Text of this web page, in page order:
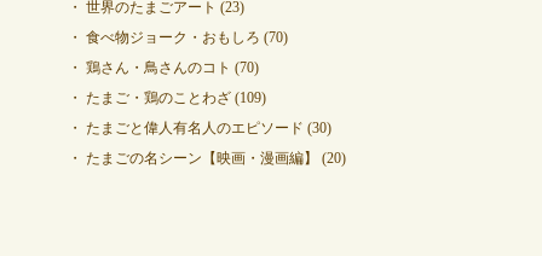
世界のたまごアート (23)
食べ物ジョーク・おもしろ (70)
鶏さん・鳥さんのコト (70)
たまご・鶏のことわざ(109)
たまごと偉人有名人のエピソード (30)
たまごの名シーン【映画・漫画編】
(20)